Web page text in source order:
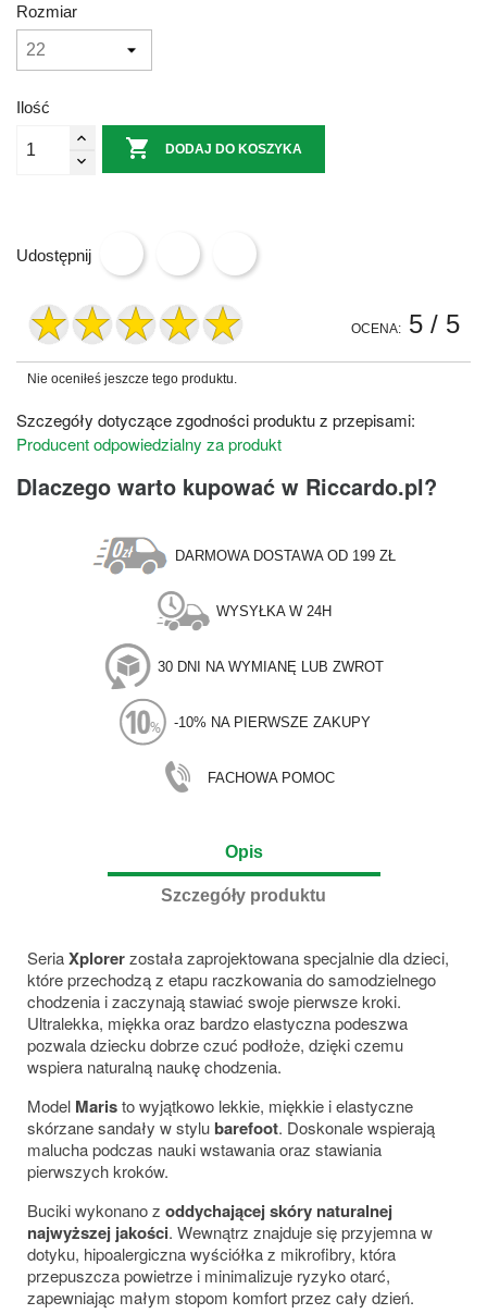
Rozmiar
Ilość
 DODAJ DO KOSZYKA
Udostępnij
OCENA: 5 / 5
Nie oceniłeś jeszcze tego produktu.
Szczegóły dotyczące zgodności produktu z przepisami:
Producent odpowiedzialny za produkt
Dlaczego warto kupować w Riccardo.pl?
DARMOWA DOSTAWA OD 199 ZŁ
WYSYŁKA W 24H
30 DNI NA WYMIANĘ LUB ZWROT
-10% NA PIERWSZE ZAKUPY
FACHOWA POMOC
Opis
Szczegóły produktu
SeriaXplorerzostała zaprojektowana specjalnie dla dzieci,
które przechodzą z etapu raczkowania do samodzielnego
chodzenia i zaczynają stawiać swoje pierwsze kroki.
Ultralekka, miękka oraz bardzo elastyczna podeszwa
pozwala dziecku dobrze czuć podłoże, dzięki czemu
wspiera naturalną naukę chodzenia.
Model Maristo wyjątkowo lekkie, miękkie i elastyczne
skórzane sandały w stylu barefoot. Doskonale wspierają
malucha podczas nauki wstawania oraz stawiania
pierwszych kroków.
Buciki wykonano z oddychającej skóry naturalnej
najwyższej jakości. Wewnątrz znajduje się przyjemna w
dotyku, hipoalergiczna wyściółka z mikrofibry, która
przepuszcza powietrze i minimalizuje ryzyko otarć,
zapewniając małym stopom komfort przez cały dzień.